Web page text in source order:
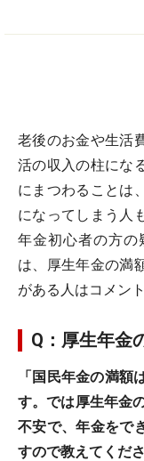
老後のお金や生活
活の収入の柱にな
にまつわることは
になってしまう人
年金初心者の方の
は、厚生年金の満
がある人はコメン
Q：厚生年金
「国民年金の満額
す。では厚生年金
不安で、年金をで
すので教えてくだ